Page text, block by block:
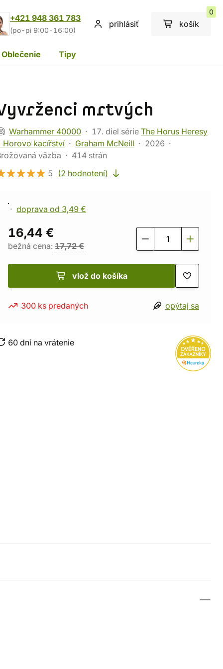
+421 948 361 783
(po-pi 9:00-16:00)
prihlásiť košík
0
Oblečenie Tipy
mrtvých
Warhammer 40000 17. diel série The Horus Heresy
Horovo kacířství
Graham McNeill
2026
väzba
414 strán
5
(2 hodnotení)
doprava od 3,49 €
16,44 €
bežná cena: 17,72 €
vlož do košíka
300 ks predaných opýtaj sa
60 dní na vrátenie